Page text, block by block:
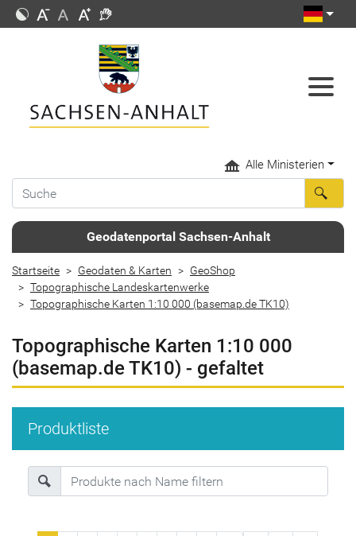
Alle Ministerien
Geodatenportal Sachsen-Anhalt
Startseite Geodaten & Karten
GeoShop
Topographische Landeskartenwerke
Topographische Karten 1:10 000 (basemap.de TK10)
Topographische Karten 1:10 000
(basemap.de TK10) - gefaltet
Produktliste